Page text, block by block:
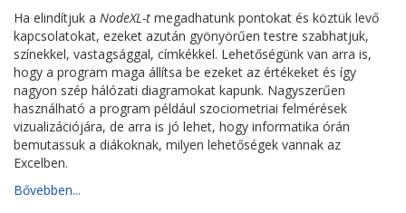
Ha elindítjuk a NodeXL-t megadhatunk pontokat és köztük levő
kapcsolatokat, ezeket azután gyönyörűen testre szabhatjuk,
színekkel, vastagsággal, címkékkel. Lehetőségünk van arra is,
hogy a program maga állítsa be ezeket az értékeket és így
nagyon szép hálózati diagramokat kapunk. Nagyszerűen
használható a program például szociometriai felmérések
vizualizációjára, de arra is jó lehet, hogy informatika órán
bemutassuk a diákoknak, milyen lehetőségek vannak az
Excelben.
Bővebben...